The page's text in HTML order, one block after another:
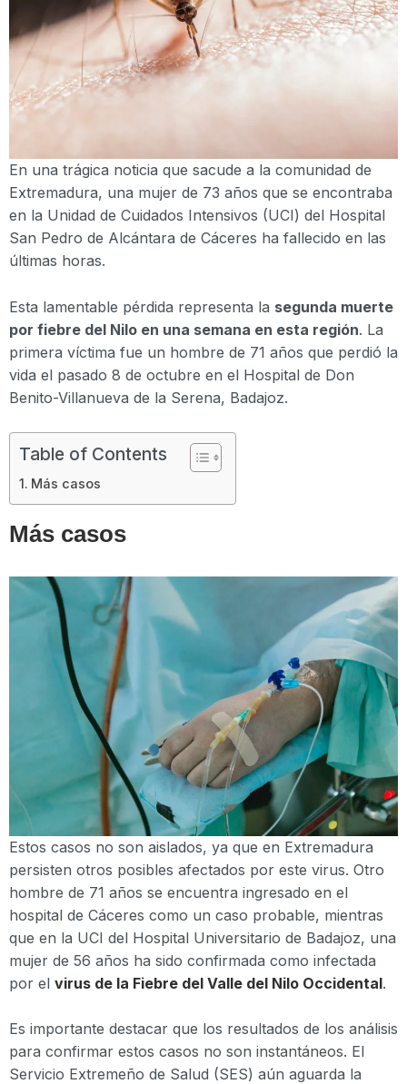
En una trágica noticia que sacude a la comunidad de
Extremadura, una mujer de 73 años que se encontraba
en la Unidad de Cuidados Intensivos (UCI) del Hospital
San Pedro de Alcántara de Cáceres ha fallecido en las
últimas horas.
Esta lamentable pérdida representa la segunda muerte
por fiebre del Nilo en una semana en esta región. La
primera víctima fue un hombre de 71 años que perdió la
vida el pasado 8 de octubre en el Hospital de Don
Benito-Villanueva de la Serena, Badajoz.
Table of Contents
Más casos
Más casos
Estos casos no son aislados, ya que en Extremadura
persisten otros posibles afectados por este virus. Otro
hombre de 71 años se encuentra ingresado en el
hospital de Cáceres como un caso probable, mientras
que en la UCI del Hospital Universitario de Badajoz, una
mujer de 56 años ha sido confirmada como infectada
por el virus de la Fiebre del Valle del Nilo Occidental.
Es importante destacar que los resultados de los análisis
para confirmar estos casos no son instantáneos. El
Servicio Extremeño de Salud (SES) aún aguarda la